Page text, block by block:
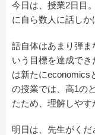
今日は、授業2日目
に自ら数人に話しか
話自体はあまり弾ま
いう目標を達成で
は新たにeconomics
の授業では、高1の
たため、理解しやす
明日は、先生がく